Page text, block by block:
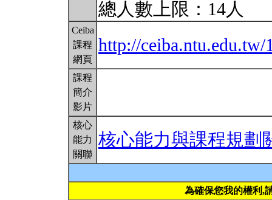
總人數上限：14人
Ceiba
課程
網頁
http://ceiba.ntu.edu.tw/
課程
簡介
影片
核心
能力
關聯
核心能力與課程規劃
為確保您我的權利,